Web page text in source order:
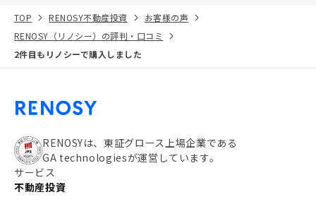
TOP RENOSY不動産投資
お客様の声
RENOSY（リノシー）の評判・口コミ
2件目もリノシーで購入しました
RENOSYは、東証グロース上場企業である
GA technologiesが運営しています。
サービス
不動産投資